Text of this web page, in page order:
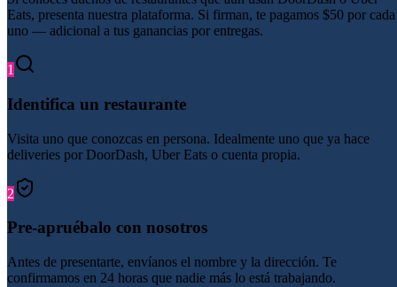
Eats, presenta nuestra plataforma. Si firman, te pagamos $50 por cada
uno — adicional a tus ganancias por entregas.
1
Identifica un restaurante
Visita uno que conozcas en persona. Idealmente uno que ya hace
deliveries por DoorDash, Uber Eats o cuenta propia.
2
Pre-apruébalo con nosotros
Antes de presentarte, envíanos el nombre y la dirección. Te
confirmamos en 24 horas que nadie más lo está trabajando.